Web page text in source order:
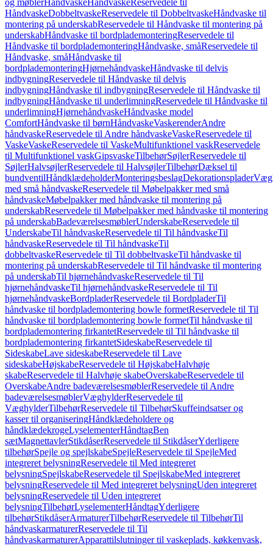
og møblerHåndvaskeHåndvaskeReservedele til
HåndvaskeDobbeltvaskeReservedele til DobbeltvaskeHåndvaske til
montering på underskabReservedele til Håndvaske til montering på
underskabHåndvaske til bordplademonteringReservedele til
Håndvaske til bordplademonteringHåndvaske, småReservedele til
Håndvaske, småHåndvaske til
bordplademonteringHjørnehåndvaskeHåndvaske til delvis
indbygningReservedele til Håndvaske til delvis
indbygningHåndvaske til indbygningReservedele til Håndvaske til
indbygningHåndvaske til underlimningReservedele til Håndvaske til
underlimningHjørnehåndvaskeHåndvaske model
ComfortHåndvaske til børnHåndvaskeVaskerenderAndre
håndvaskeReservedele til Andre håndvaskeVaskeReservedele til
VaskeVaskeReservedele til VaskeMultifunktionel vaskReservedele
til Multifunktionel vaskGipsvaskeTilbehørSøjlerReservedele til
SøjlerHalvsøjlerReservedele til HalvsøjlerTilbehørDæksel til
bundventilHåndklædeholderMonteringsbeslagDekorationsplader
med små håndvaskeReservedele til Møbelpakker med små
håndvaskeMøbelpakker med håndvaske til montering på
underskabReservedele til Møbelpakker med håndvaske til montering
på underskabBadeværelsesmøblerUnderskabeReservedele til
UnderskabeTil håndvaskeReservedele til Til håndvaskeTil
håndvaskeReservedele til Til håndvaskeTil
dobbeltvaskeReservedele til Til dobbeltvaskeTil håndvaske til
montering på underskabReservedele til Til håndvaske til montering
på underskabTil hjørnehåndvaskeReservedele til Til
hjørnehåndvaskeTil hjørnehåndvaskeReservedele til Til
hjørnehåndvaskeBordpladerReservedele til BordpladerTil
håndvaske til bordplademontering bowle formetReservedele til Til
håndvaske til bordplademontering bowle formetTil håndvaske til
bordplademontering firkantetReservedele til Til håndvaske til
bordplademontering firkantetSideskabeReservedele til
SideskabeLave sideskabeReservedele til Lave
sideskabeHøjskabeReservedele til HøjskabeHalvhøje
skabeReservedele til Halvhøje skabeOverskabeReservedele til
OverskabeAndre badeværelsesmøblerReservedele til Andre
badeværelsesmøblerVæghylderReservedele til
VæghylderTilbehørReservedele til TilbehørSkuffeindsatser og
kasser til organiseringHåndklædeholdere og
håndklædekrogeLyselementerHåndtagBen
sætMagnettavlerStikdåserReservedele til StikdåserYderligere
tilbehørSpejle og spejlskabeSpejleReservedele til SpejleMed
integreret belysningReservedele til Med integreret
belysningSpejlskabeReservedele til SpejlskabeMed integreret
belysningReservedele til Med integreret belysningUden integreret
belysningReservedele til Uden integreret
belysningTilbehørLyselementerHåndtagYderligere
tilbehørStikdåserArmaturerTilbehørReservedele til TilbehørTil
håndvaskarmaturerReservedele til Til
håndvaskarmaturerApparattilslutninger til vaskeplads, køkkenvask,